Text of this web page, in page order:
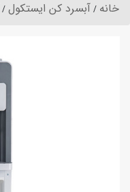
خانه آبسرد کن ایستکول